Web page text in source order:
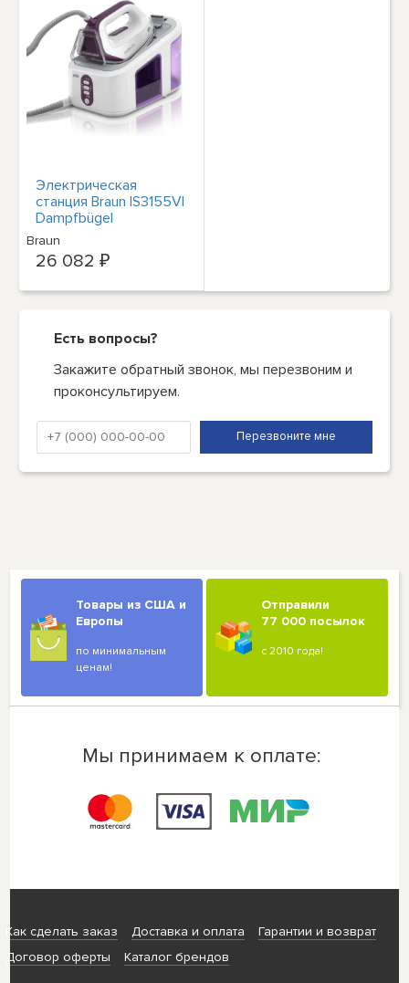
Электрическая
станция Braun IS3155VI
Dampfbügel
Braun
26 082 ₽
Есть вопросы?
Закажите обратный звонок, мы перезвоним и
проконсультируем.
Товары из США и
Европы
по минимальным
ценам!
Отправили
77 000 посылок
с 2010 года!
Мы принимаем к оплате:
Как сделать заказ Доставка и оплата
Гарантии и возврат
Договор оферты
Каталог брендов